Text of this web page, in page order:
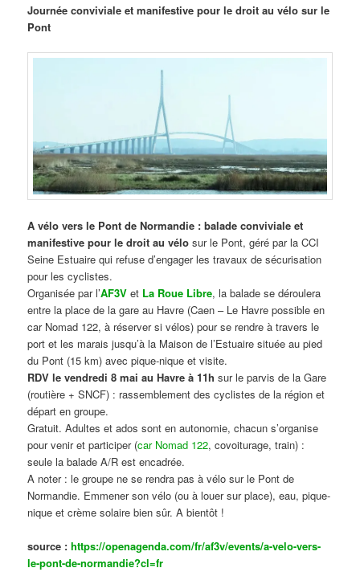
Journée conviviale et manifestive pour le droit au vélo sur le
Pont
A vélo vers le Pont de Normandie : balade conviviale et
manifestive pour le droit au vélo sur le Pont, géré par la CCI
Seine Estuaire qui refuse d’engager les travaux de sécurisation
pour les cyclistes.
Organisée par l’AF3V et La Roue Libre, la balade se déroulera
entre la place de la gare au Havre (Caen – Le Havre possible en
car Nomad 122, à réserver si vélos) pour se rendre à travers le
port et les marais jusqu’à la Maison de l’Estuaire située au pied
du Pont (15 km) avec pique-nique et visite.
RDV le vendredi 8 mai au Havre à 11h sur le parvis de la Gare
(routière + SNCF) : rassemblement des cyclistes de la région et
départ en groupe.
Gratuit. Adultes et ados sont en autonomie, chacun s’organise
pour venir et participer (car Nomad 122, covoiturage, train) :
seule la balade A/R est encadrée.
A noter : le groupe ne se rendra pas à vélo sur le Pont de
Normandie. Emmener son vélo (ou à louer sur place), eau, pique-
nique et crème solaire bien sûr. A bientôt !
source :https://openagenda.com/fr/af3v/events/a-velo-vers-
le-pont-de-normandie?cl=fr